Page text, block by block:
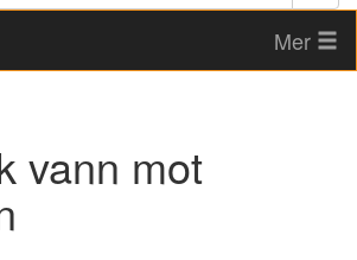
Mer
vann mot